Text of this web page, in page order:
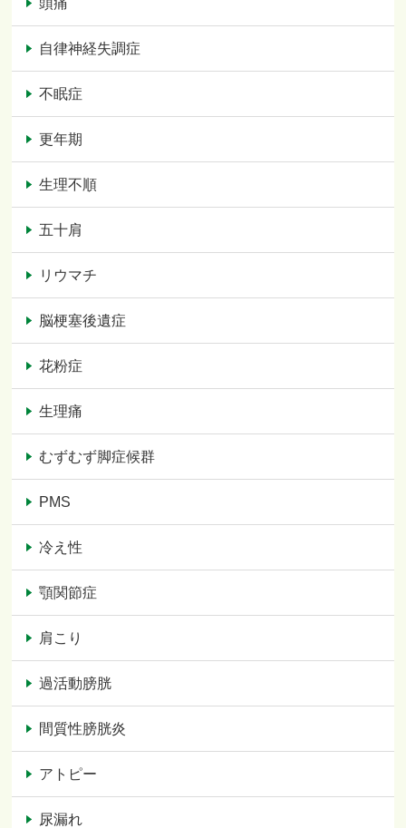
自律神経失調症
不眠症
更年期
生理不順
五十肩
リウマチ
脳梗塞後遺症
花粉症
生理痛
むずむず脚症候群
PMS
冷え性
顎関節症
肩こり
過活動膀胱
間質性膀胱炎
アトピー
尿漏れ